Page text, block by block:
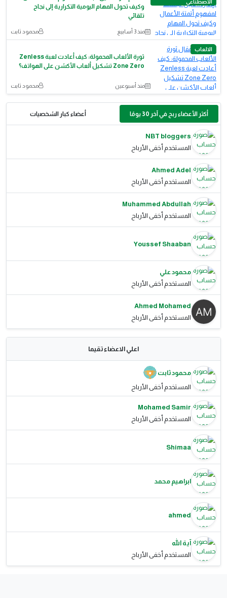
الاصطناعي
وكيف تحول المهام اليومية التكرارية إلى نجاح
تلقائي
منذ 3 أسابيع محمود ثابت
الالعاب
ثورة الألعاب المحمولة: كيف أعادت لعبة Zenless
Zone Zero تشكيل ألعاب الأكشن على الهواتف؟
منذ أسبوعين محمود ثابت
أكثر الأعضاء ربح في آخر 30 يومًا أعضاء كبار الشخصيات
NBT bloggers
المستخدم أخفى الأرباح
Ahmed Adel
المستخدم أخفى الأرباح
Muhammed Abdullah
المستخدم أخفى الأرباح
Youssef Shaaban
محمود علي
المستخدم أخفى الأرباح
Ahmed Mohamed
المستخدم أخفى الأرباح
اعلي الاعضاء تقيما
محمود ثابت
المستخدم أخفى الأرباح
Mohamed Samir
المستخدم أخفى الأرباح
Shimaa
ابراهيم محمد
ahmed
آية الله
المستخدم أخفى الأرباح